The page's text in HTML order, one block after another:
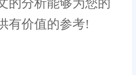
的分析能够为您的
有价值的参考!